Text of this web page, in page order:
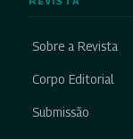
Sobre a Revista
Corpo Editorial
Submissão